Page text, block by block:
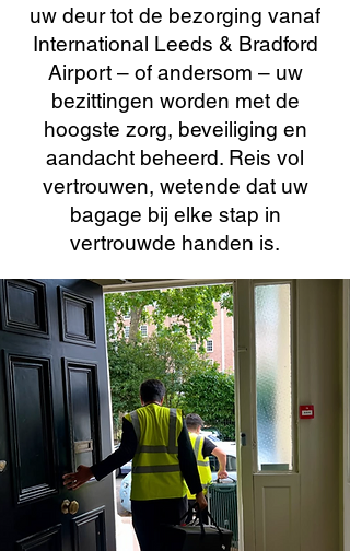
uw deur tot de bezorging vanaf
International Leeds & Bradford
Airport – of andersom – uw
bezittingen worden met de
hoogste zorg, beveiliging en
aandacht beheerd. Reis vol
vertrouwen, wetende dat uw
bagage bij elke stap in
vertrouwde handen is.